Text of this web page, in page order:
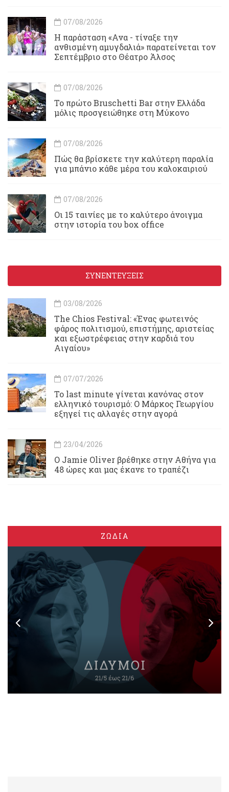
07/08/2026
Η παράσταση «Ανα - τίναξε την
ανθισμένη αμυγδαλιά» παρατείνεται τον
Σεπτέμβριο στο Θέατρο Άλσος
07/08/2026
Το πρώτο Bruschetti Bar στην Ελλάδα
μόλις προσγειώθηκε στη Μύκονο
07/08/2026
Πώς θα βρίσκετε την καλύτερη παραλία
για μπάνιο κάθε μέρα του καλοκαιριού
07/08/2026
Οι 15 ταινίες με το καλύτερο άνοιγμα
στην ιστορία του box office
ΣΥΝΕΝΤΕΥΞΕΙΣ
03/08/2026
Τhe Chios Festival: «Ένας φωτεινός
φάρος πολιτισμού, επιστήμης, αριστείας
και εξωστρέφειας στην καρδιά του
Αιγαίου»
07/07/2026
Το last minute γίνεται κανόνας στον
ελληνικό τουρισμό: Ο Μάρκος Γεωργίου
εξηγεί τις αλλαγές στην αγορά
23/04/2026
Ο Jamie Oliver βρέθηκε στην Αθήνα για
48 ώρες και μας έκανε το τραπέζι
ΖΩΔΙΑ